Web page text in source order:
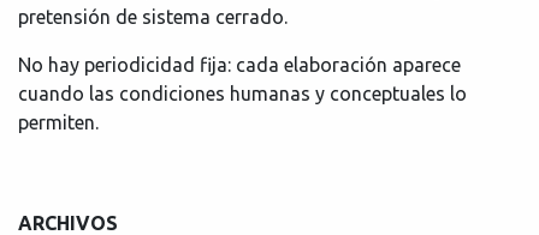
pretensión de sistema cerrado.
No hay periodicidad fija: cada elaboración aparece
cuando las condiciones humanas y conceptuales lo
permiten.
ARCHIVOS